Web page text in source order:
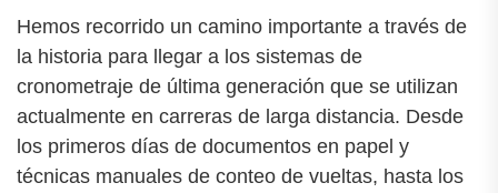
Hemos recorrido un camino importante a través de
la historia para llegar a los sistemas de
cronometraje de última generación que se utilizan
actualmente en carreras de larga distancia. Desde
los primeros días de documentos en papel y
técnicas manuales de conteo de vueltas, hasta los